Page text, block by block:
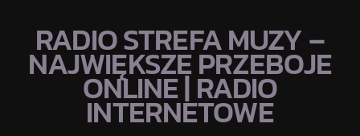
RADIO STREFA MUZY –
NAJWIĘKSZE PRZEBOJE
ONLINE | RADIO
INTERNETOWE